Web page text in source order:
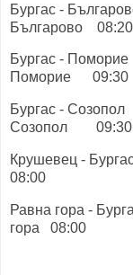
Бургас -
Българово 08:20
Бургас -
Поморие 09:30
Бургас -
Созопол 09:30
Крушевец
08:00
Равна гора -
гора 08:00